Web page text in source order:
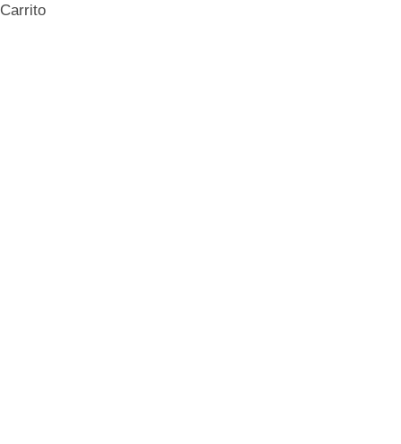
Carrito